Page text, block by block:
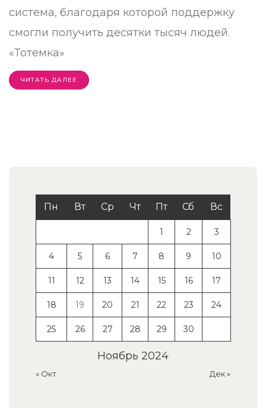
система, благодаря которой поддержку
смогли получить десятки тысяч людей.
«Тотемка»
ЧИТАТЬ ДАЛЕЕ
Ноябрь 2024
Пн Вт Ср Чт Пт Сб Вс
1 2 3
4 5 6 7 8 9 10
11 12 13 14 15 16 17
18 19 20 21 22 23 24
25 26 27 28 29 30
« Окт Дек »